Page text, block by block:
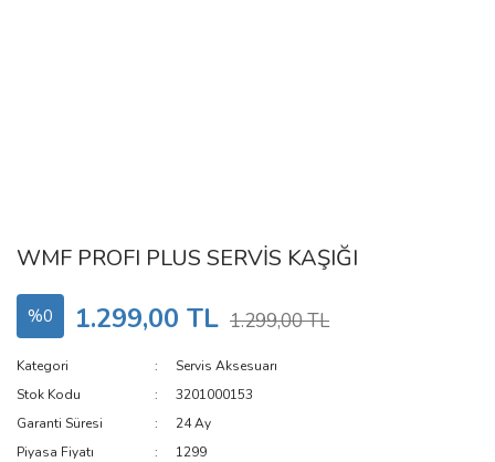
WMF PROFI PLUS SERVİS KAŞIĞI
%0 1.299,00 TL 1.299,00 TL
Kategori
Servis Aksesuarı
Stok Kodu
3201000153
Garanti Süresi
24 Ay
Piyasa Fiyatı
1299